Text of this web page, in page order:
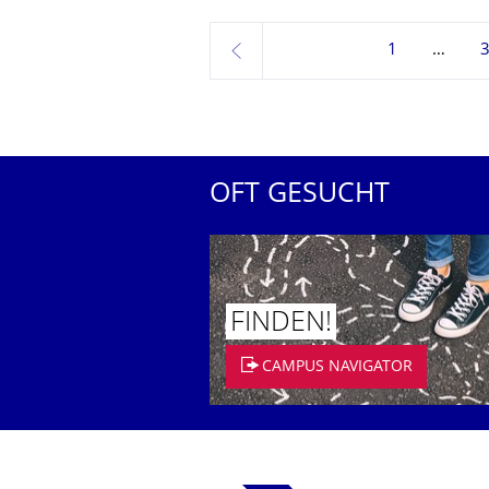
zurück
1 3
OFT GESUCHT
FINDEN!
CAMPUS NAVIGATOR